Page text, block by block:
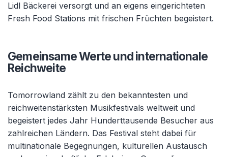
Lidl Bäckerei versorgt und an eigens eingerichteten
Fresh Food Stations mit frischen Früchten begeistert.
Gemeinsame Werte und internationale
Reichweite
Tomorrowland zählt zu den bekanntesten und
reichweitenstärksten Musikfestivals weltweit und
begeistert jedes Jahr Hunderttausende Besucher aus
zahlreichen Ländern. Das Festival steht dabei für
multinationale Begegnungen, kulturellen Austausch